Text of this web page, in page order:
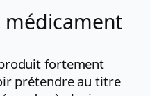
médicament
fortement
prétendre au titre